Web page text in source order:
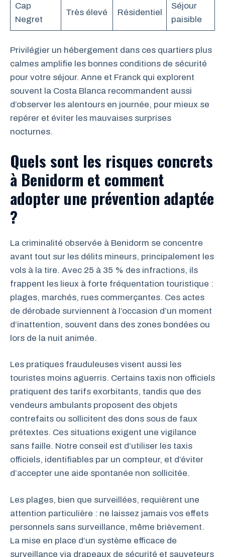
Cap
Negret
Très élevé Résidentiel
Séjour
paisible
Privilégier un hébergement dans ces quartiers plus
calmes amplifie les bonnes conditions de sécurité
pour votre séjour. Anne et Franck qui explorent
souvent la Costa Blanca recommandent aussi
d’observer les alentours en journée, pour mieux se
repérer et éviter les mauvaises surprises
nocturnes.
Quels sont les risques concrets
à Benidorm et comment
adopter une prévention adaptée
?
La criminalité observée à Benidorm se concentre
avant tout sur les délits mineurs, principalement les
vols à la tire. Avec 25 à 35 % des infractions, ils
frappent les lieux à forte fréquentation touristique :
plages, marchés, rues commerçantes. Ces actes
de dérobade surviennent à l’occasion d’un moment
d’inattention, souvent dans des zones bondées ou
lors de la nuit animée.
Les pratiques frauduleuses visent aussi les
touristes moins aguerris. Certains taxis non officiels
pratiquent des tarifs exorbitants, tandis que des
vendeurs ambulants proposent des objets
contrefaits ou sollicitent des dons sous de faux
prétextes. Ces situations exigent une vigilance
sans faille. Notre conseil est d’utiliser les taxis
officiels, identifiables par un compteur, et d’éviter
d’accepter une aide spontanée non sollicitée.
Les plages, bien que surveillées, requièrent une
attention particulière : ne laissez jamais vos effets
personnels sans surveillance, même brièvement.
La mise en place d’un système efficace de
surveillance via drapeaux de sécurité et sauveteurs